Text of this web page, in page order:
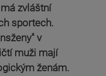
zvláštní
sportech.
v
muži mají
ženám.